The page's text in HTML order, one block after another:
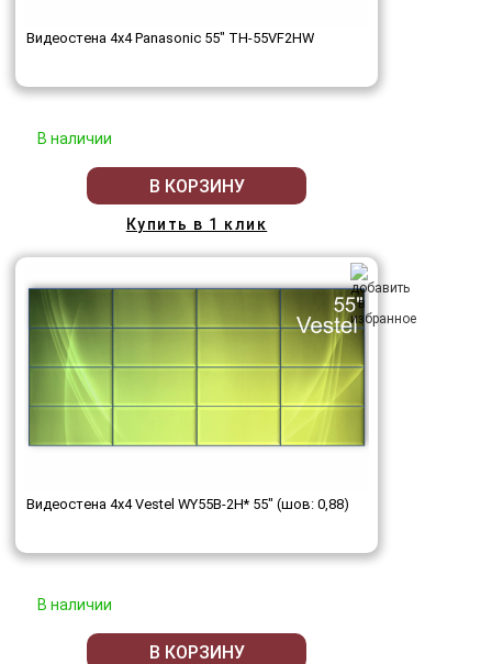
Видеостена 4x4 Panasonic 55" TH-55VF2HW
В наличии
В КОРЗИНУ
Купить в 1 клик
Видеостена 4x4 Vestel WY55B-2H* 55" (шов: 0,88)
В наличии
В КОРЗИНУ